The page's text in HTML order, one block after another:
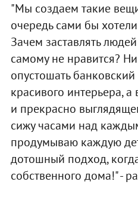
"Мы создаем такие
очередь сами бы
Зачем заставлять
самому не нравится?
опустошать
красивого интерьера,
и прекрасно
сижу часами над
продумываю каждую
дотошный подход,
собственного дома!" -